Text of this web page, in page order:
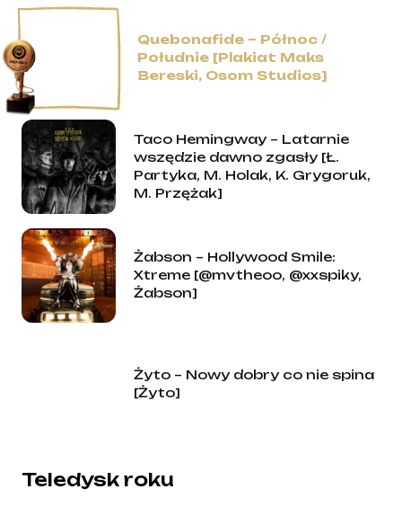
Quebonafide – Północ /
Południe [Plakiat Maks
Bereski, Osom Studios]
Taco Hemingway – Latarnie
wszędzie dawno zgasły [Ł.
Partyka, M. Holak, K. Grygoruk,
M. Przężak]
Żabson – Hollywood Smile:
Xtreme [@mvtheoo, @xxspiky,
Żabson]
Żyto – Nowy dobry co nie spina
[Żyto]
Teledysk roku